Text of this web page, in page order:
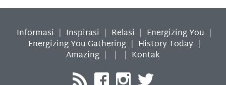
Informasi | Inspirasi | Relasi | Energizing You |
Energizing You Gathering | History Today |
Amazing | | | Kontak